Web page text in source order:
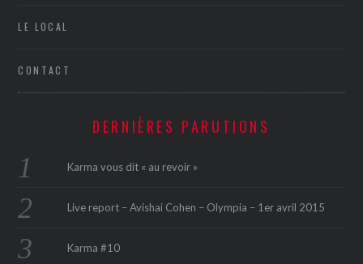
LE LOCAL
CONTACT
DERNIÈRES PARUTIONS
Karma vous dit « au revoir »
Live report – Avishai Cohen – Olympia – 1er avril 2015
Karma #10